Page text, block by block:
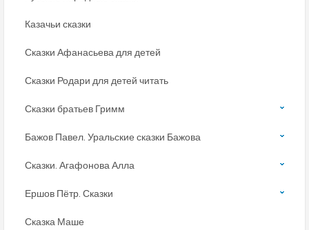
Казачьи сказки
Сказки Афанасьева для детей
Сказки Родари для детей читать
Сказки братьев Гримм
Бажов Павел. Уральские сказки Бажова
Сказки. Агафонова Алла
Ершов Пётр. Сказки
Сказка Маше